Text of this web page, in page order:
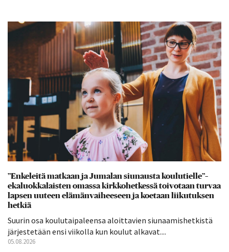
”Enkeleitä matkaan ja Jumalan siunausta koulutielle”–
ekaluokkalaisten omassa kirkkohetkessä toivotaan turvaa
lapsen uuteen elämänvaiheeseen ja koetaan liikutuksen
hetkiä
Suurin osa koulutaipaleensa aloittavien siunaamishetkistä
järjestetään ensi viikolla kun koulut alkavat....
05.08.2026